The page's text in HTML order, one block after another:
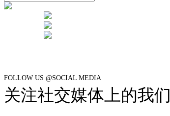
FOLLOW US @SOCIAL MEDIA
关注社交媒体上的我们